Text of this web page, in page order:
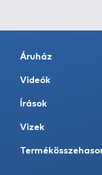
Áruház
Videók
Írások
Vizek